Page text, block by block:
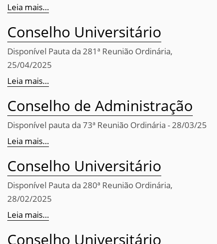
Leia mais…
Conselho Universitário
Disponível Pauta da 281ª Reunião Ordinária,
25/04/2025
Leia mais…
Conselho de Administração
Disponível pauta da 73ª Reunião Ordinária - 28/03/25
Leia mais…
Conselho Universitário
Disponível Pauta da 280ª Reunião Ordinária,
28/02/2025
Leia mais…
Conselho Universitário